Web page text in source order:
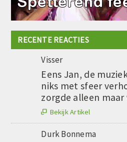
RECENTE REACTIES
Visser
Eens Jan, de
niks met sfeer
zorgde alleen
 Bekijk Artikel
Durk Bonnema